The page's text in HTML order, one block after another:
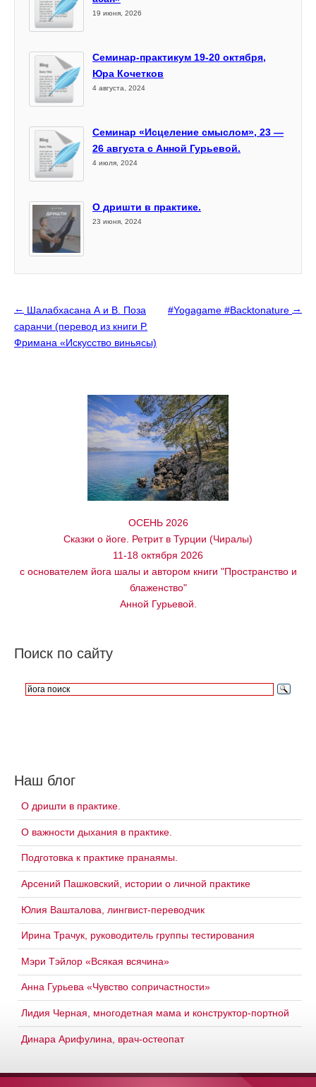
19 июня, 2026
Семинар-практикум 19-20 октября,
Юра Кочетков
4 августа, 2024
Семинар «Исцеление смыслом», 23 —
26 августа с Анной Гурьевой.
4 июля, 2024
О дришти в практике.
23 июня, 2024
← Шалабхасана А и В. Поза
саранчи (перевод из книги Р.
Фримана «Искусство виньясы)
#Yogagame #Backtonature →
ОСЕНЬ 2026
Сказки о йоге. Ретрит в Турции (Чиралы)
11-18 октября 2026
с основателем йога шалы и автором книги "Пространство и
блаженство"
Анной Гурьевой.
Поиск по сайту
Наш блог
О дришти в практике.
О важности дыхания в практике.
Подготовка к практике пранаямы.
Арсений Пашковский, истории о личной практике
Юлия Вашталова, лингвист-переводчик
Ирина Трачук, руководитель группы тестирования
Мэри Тэйлор «Всякая всячина»
Анна Гурьева «Чувство сопричастности»
Лидия Черная, многодетная мама и конструктор-портной
Динара Арифулина, врач-остеопат